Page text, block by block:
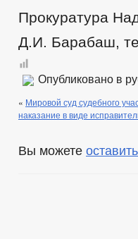
Прокуратура
Д.И. Барабаш,
Опубликовано в
« Мировой суд судебного
наказание в виде
Вы можете